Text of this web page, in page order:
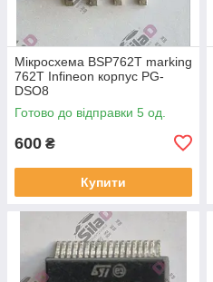
Мікросхема BSP762T marking
762T Infineon корпус PG-
DSO8
Готово до відправки 5 од.
600 ₴
Купити